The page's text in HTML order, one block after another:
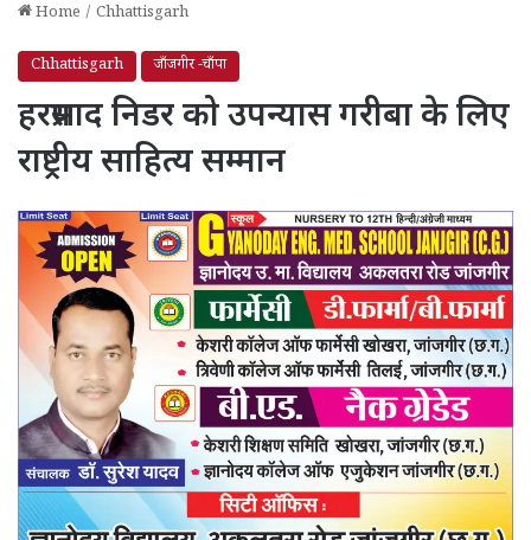
Home / Chhattisgarh
Chhattisgarh जाँजगीर -चाँपा
हरप्रसाद निडर को उपन्यास गरीबा के लिए
राष्ट्रीय साहित्य सम्मान